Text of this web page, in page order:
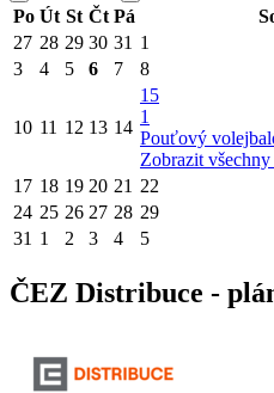
Po Út St Čt Pá
27 28 29 30 31 1
3
4 5 6 7 8
10 11 12 13 14
15
1
Pouťový
Zobrazit
17 18 19 20 21 22
24 25 26 27 28 29
31 1 2 3 4 5
ČEZ Distribuce -